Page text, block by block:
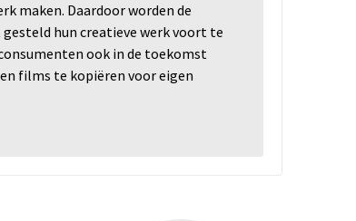
maken. Daardoor worden de
hun creatieve werk voort te
ook in de toekomst
films te kopiëren voor eigen